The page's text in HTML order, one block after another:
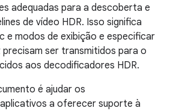
adequadas para a descoberta e
de vídeo HDR. Isso significa
e modos de exibição e especificar
ser transmitidos para o
aos decodificadores HDR.
é ajudar os
a oferecer suporte à